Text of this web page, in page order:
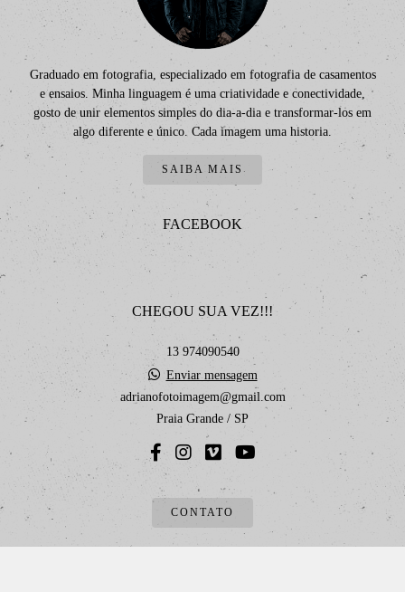
Graduado em fotografia, especializado em fotografia de casamentos
e ensaios. Minha linguagem é uma criatividade e conectividade,
gosto de unir elementos simples do dia-a-dia e transformar-los em
algo diferente e único. Cada imagem uma historia.
SAIBA MAIS
FACEBOOK
CHEGOU SUA VEZ!!!
13 974090540
Enviar mensagem
adrianofotoimagem@gmail.com
Praia Grande / SP
CONTATO